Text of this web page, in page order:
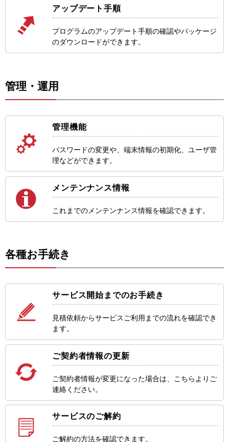
アップデート手順
プログラムのアップデート手順の確認やパッケージ
のダウンロードができます。
管理・運用
管理機能
パスワードの変更や、端末情報の初期化、ユーザ管
理などができます。
メンテンナンス情報
これまでのメンテンナンス情報を確認できます。
各種お手続き
サービス開始までのお手続き
見積依頼からサービスご利用までの流れを確認でき
ます。
ご契約者情報の更新
ご契約者情報が変更になった場合は、こちらよりご
連絡ください。
サービスのご解約
ご解約の方法を確認できます。